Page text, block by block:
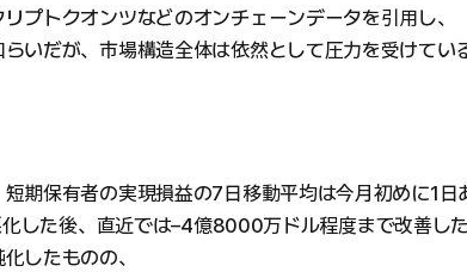
プトクオンツなどのオンチェーンデータを引用し、
らいだが、市場構造全体は依然として圧力を受けてい
期保有者の実現損益の7日移動平均は今月初めに1日
した後、直近では–4億8000万ドル程度まで改善した
したものの、